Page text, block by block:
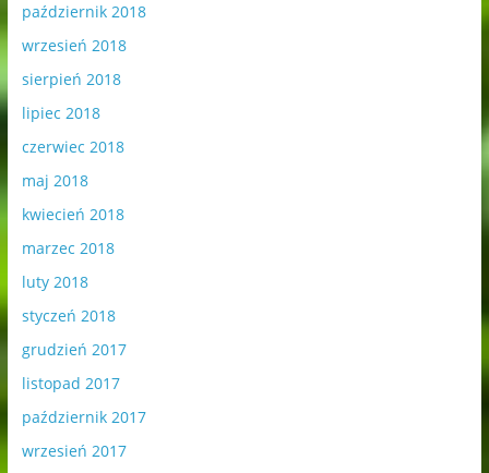
październik 2018
wrzesień 2018
sierpień 2018
lipiec 2018
czerwiec 2018
maj 2018
kwiecień 2018
marzec 2018
luty 2018
styczeń 2018
grudzień 2017
listopad 2017
październik 2017
wrzesień 2017